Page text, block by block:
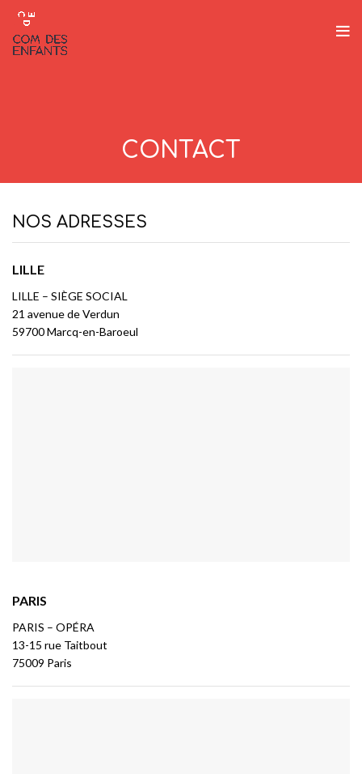
CONTACT
NOS ADRESSES
LILLE
LILLE – SIÈGE SOCIAL
21 avenue de Verdun
59700 Marcq-en-Baroeul
PARIS
PARIS – OPÉRA
13-15 rue Taitbout
75009 Paris